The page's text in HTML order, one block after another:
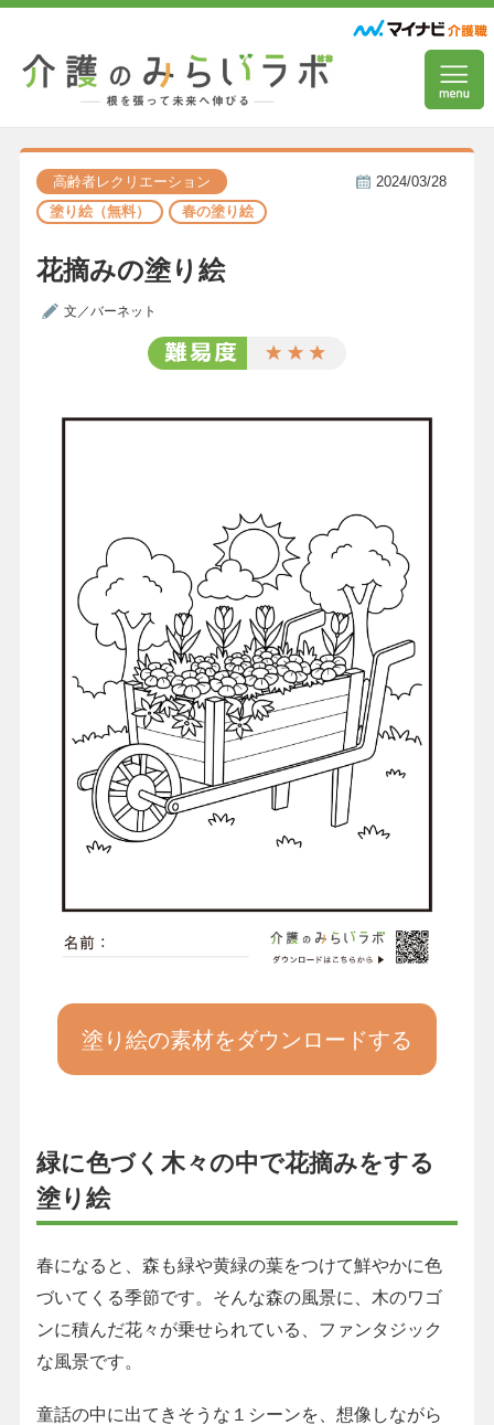
高齢者レクリエーション
塗り絵（無料）
春の塗り絵
2024/03/28
花摘みの塗り絵
文／バーネット
塗り絵の素材をダウンロードする
緑に色づく木々の中で花摘みをする
塗り絵
春になると、森も緑や黄緑の葉をつけて鮮やかに色
づいてくる季節です。そんな森の風景に、木のワゴ
ンに積んだ花々が乗せられている、ファンタジック
な風景です。
童話の中に出てきそうな１シーンを、想像しながら